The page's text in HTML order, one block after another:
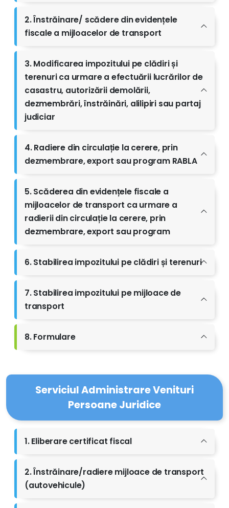
2. Înstrăinare/ scădere din evidențele
fiscale a mijloacelor de transport
3. Modificarea impozitului pe clădiri și
terenuri ca urmare a efectuării lucrărilor de
casastru, autorizării demolării,
dezmembrări, înstrăinări, alilipiri sau partaj
judiciar
4. Radiere din circulație la cerere, prin
dezmembrare, export sau program RABLA
5. Scăderea din evidențele fiscale a
mijloacelor de transport ca urmare a
radierii din circulație la cerere, prin
dezmembrare, export sau program
6. Stabilirea impozitului pe clădiri și terenuri
7. Stabilirea impozitului pe mijloace de
transport
8. Formulare
Serviciul Administrare Venituri
Persoane Juridice
1. Eliberare certificat fiscal
2. Înstrăinare/radiere mijloace de transport
(autovehicule)